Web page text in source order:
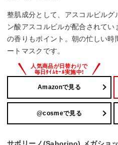
整肌成分として、アスコルビルグ
ン酸アスコルビルが配合されて
の香りもポイント。朝の忙しい
ートマスクです。
Amazonで見る
@cosmeで見る